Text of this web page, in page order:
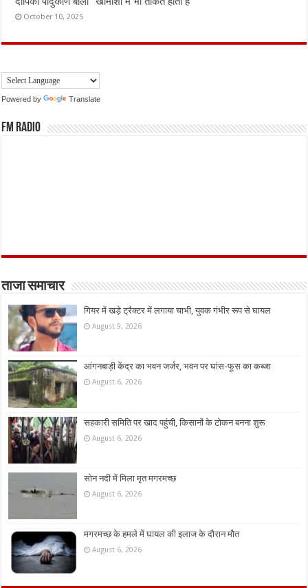
October 10, 2025
Powered by Translate
FM Radio
ताजा समाचार
गियर में खड़े ट्रैक्टर में लगाया चाभी, युवक गंभीर रूप से घायल
August 9, 2026
आंगनबाड़ी केंद्र का भवन जर्जर, भवन पर घांस-फूस का कब्जा
August 6, 2026
सहकारी समिति पर खाद पहुंची, किसानों के टोकन बनना शुरू
August 6, 2026
सोन नदी में मिला मृत मगरमच्छ
August 6, 2026
मगरमच्छ के हमले में घायल की इलाज के दौरान मौत
August 6, 2026